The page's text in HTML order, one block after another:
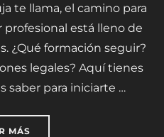
te llama, el camino para
está lleno de
¿Qué formación seguir?
legales? Aquí tienes
saber para iniciarte …
MÁS«CONVERTIRSE EN